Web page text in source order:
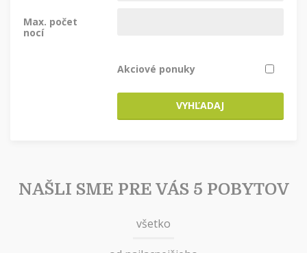
Max. počet
nocí
Akciové ponuky
VYHĽADAJ
NAŠLI SME PRE VÁS 5 POBYTOV
všetko